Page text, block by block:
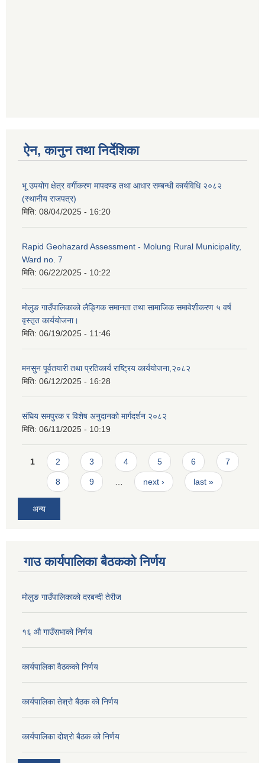
ऐन, कानुन तथा निर्देशिका
भू उपयोग क्षेत्र वर्गीकरण मापदण्ड तथा आधार सम्बन्धी कार्यविधि २०८२
(स्थानीय राजपत्र)
मिति: 08/04/2025 - 16:20
Rapid Geohazard Assessment - Molung Rural Municipality,
Ward no. 7
मिति: 06/22/2025 - 10:22
मोलुङ गाउँपालिकाको लैङ्गिक समानता तथा सामाजिक समावेशीकरण ५ वर्ष
वृस्तृत कार्ययोजना।
मिति: 06/19/2025 - 11:46
मनसुन पूर्वतयारी तथा प्रतिकार्य राष्ट्रिय कार्ययोजना,२०८२
मिति: 06/12/2025 - 16:28
संघिय समपुरक र विशेष अनुदानको मार्गदर्शन २०८२
मिति: 06/11/2025 - 10:19
Pages
1 2 3 4 5 6 7
8 9 next › last »
अन्य
गाउ कार्यपालिका बैठकको निर्णय
मोलुङ गाउँपालिकाको दरबन्दी तेरीज
१६ औ गाउँसभाको निर्णय
कार्यपालिका वैठकको निर्णय
कार्यपालिका तेश्रो बैठक को निर्णय
कार्यपालिका दोश्रो बैठक को निर्णय